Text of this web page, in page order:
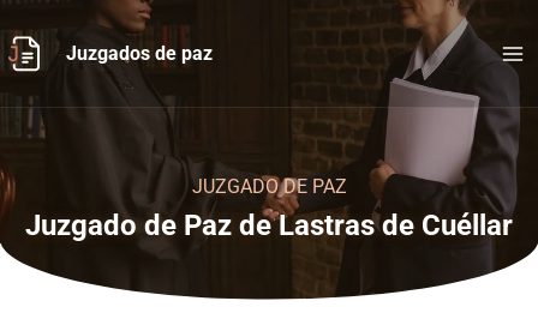
al
contenido
Juzgados de paz
JUZGADO DE PAZ
Juzgado de Paz de Lastras de Cuéllar